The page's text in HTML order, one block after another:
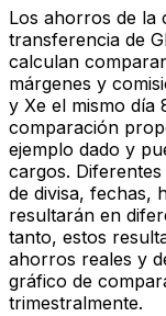
Los ahorros de la
transferencia de
calculan
márgenes y
y Xe el mismo día
comparación
ejemplo dado y
cargos. Diferentes
de divisa, fechas,
resultarán en
tanto, estos
ahorros reales y
gráfico de
trimestralmente.